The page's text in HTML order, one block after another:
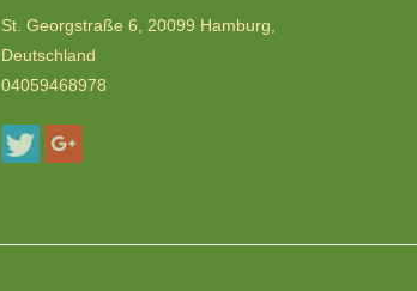
St. Georgstraße 6, 20099 Hamburg,
Deutschland
04059468978